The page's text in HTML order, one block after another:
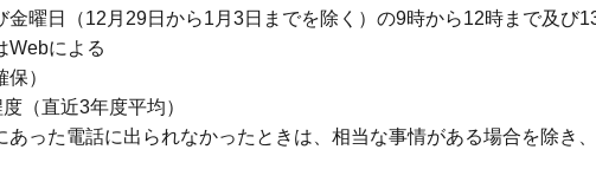
曜日（12月29日から1月3日までを除く）の9時から12時まで及び
による
）
直近3年度平均）
た電話に出られなかったときは、相当な事情がある場合を除き、